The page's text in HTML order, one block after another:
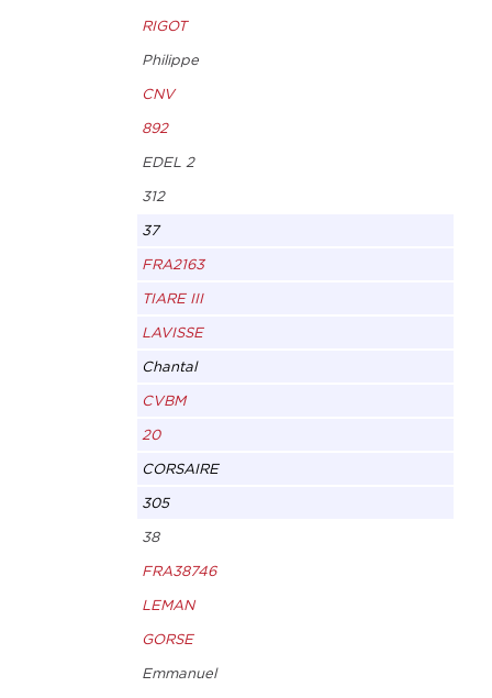
RIGOT
Philippe
CNV
892
EDEL 2
312
37
FRA2163
TIARE III
LAVISSE
Chantal
CVBM
20
CORSAIRE
305
38
FRA38746
LEMAN
GORSE
Emmanuel